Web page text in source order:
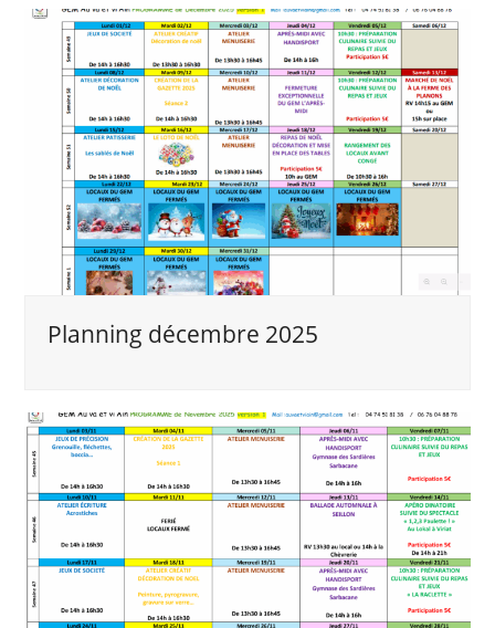
Planning décembre 2025